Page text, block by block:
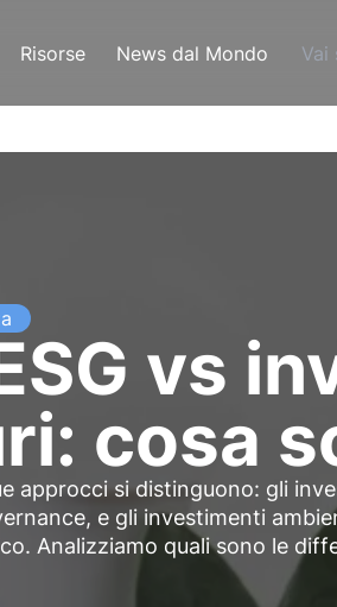
Risorse News dal Mondo Vai
vs
cosa
approcci si distinguono: gli
e gli investimenti
Analizziamo quali sono le